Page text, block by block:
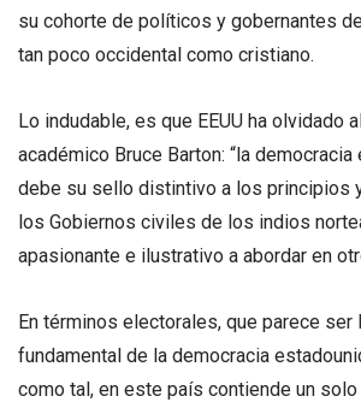
su cohorte de políticos y gobernantes
tan poco occidental como cristiano.
Lo indudable, es que EEUU ha olvidado
académico Bruce Barton: “la
debe su sello distintivo a los principios
los Gobiernos civiles de los indios
apasionante e ilustrativo a abordar en
En términos electorales, que parece ser
fundamental de la democracia
como tal, en este país contiende un